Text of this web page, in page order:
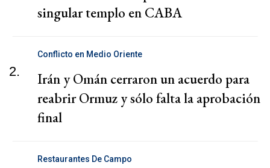
singular templo en CABA
2.
Conflicto en Medio Oriente
Irán y Omán cerraron un acuerdo para
reabrir Ormuz y sólo falta la aprobación
final
Restaurantes De Campo